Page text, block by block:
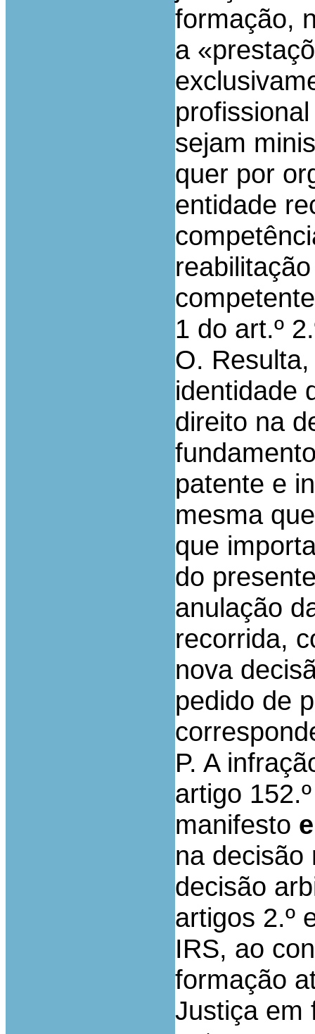
formação,
a
sejam
quer por
entidade
1 do art.º
O.
identidade
direito na
patente e
mesma
que
do
anulação
recorrida,
nova
pedido de
P. A
artigo
manifesto
na decisão
decisão
artigos 2.º
IRS, ao
formação
Justiça em